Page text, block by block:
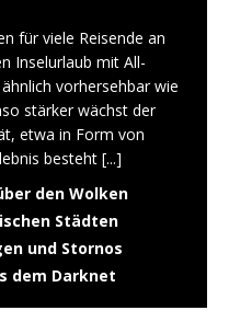
für viele Reisende an
Inselurlaub mit All-
vorhersehbar wie
stärker wächst der
etwa in Form von
besteht [...]
den Wolken
Städten
und Stornos
dem Darknet